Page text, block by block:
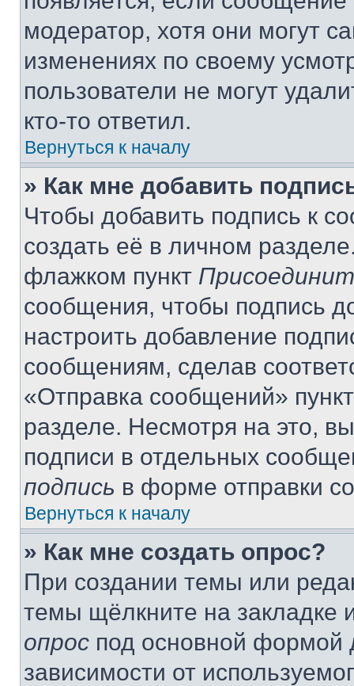
модератор, хотя они могут
изменениях по своему
пользователи не могут
кто-то ответил.
Вернуться к началу
» Как мне добавить
Чтобы добавить подпись к
создать её в личном
флажком пункт
сообщения, чтобы подпись
настроить добавление
сообщениям, сделав
«Отправка сообщений»
разделе. Несмотря на это,
подписи в отдельных
подпись в форме отправки
Вернуться к началу
» Как мне создать опрос?
При создании темы или
темы щёлкните на
опрос под основной формой
зависимости от